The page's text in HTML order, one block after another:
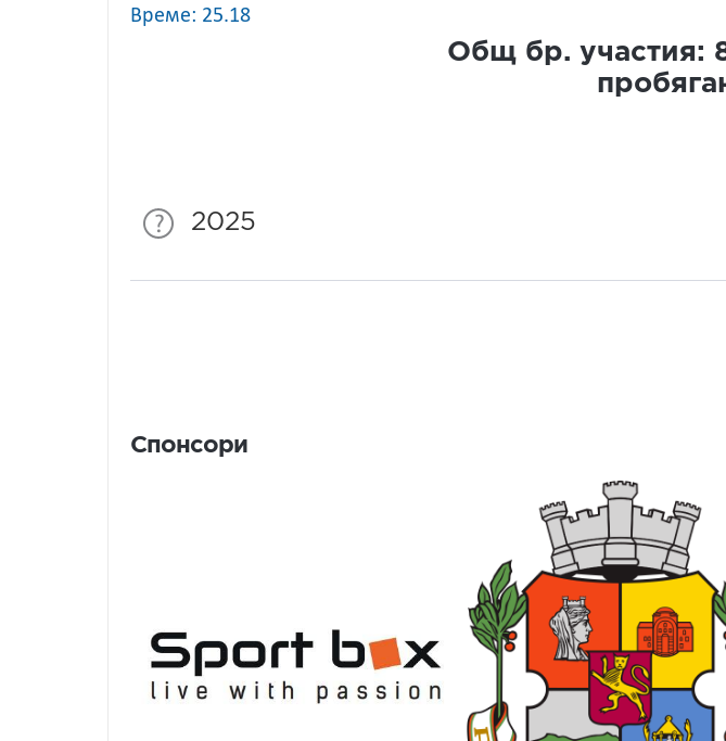
Време: 25.18
Общ бр. участия:
2025
Спонсори